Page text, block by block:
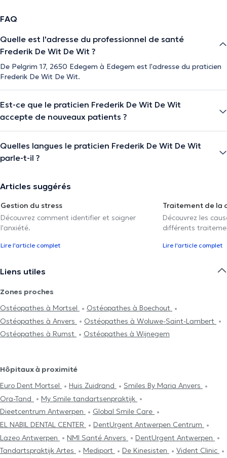
FAQ
Quelle est l'adresse du professionnel de santé
Frederik De Wit De Wit ?
De Pelgrim 17, 2650 Edegem à Edegem est l'adresse du praticien
Frederik De Wit De Wit.
Est-ce que le praticien Frederik De Wit De Wit
accepte de nouveaux patients ?
Quelles langues le praticien Frederik De Wit De Wit
parle-t-il ?
Articles suggérés
Gestion du stress
Découvrez comment identifier et soigner
l'anxiété.
Lire l'article complet
Traitement de la
Découvrez les
différents
Lire l'article complet
Liens utiles
Zones proches
Ostéopathes à Mortsel
Ostéopathes à Boechout
Ostéopathes à Anvers
Ostéopathes à Woluwe-Saint-Lambert
Ostéopathes à Rumst
Ostéopathes à Wijnegem
Hôpitaux à proximité
Euro Dent Mortsel
Huis Zuidrand
Smiles By Maria Anvers
Ora-Tand
My Smile tandartsenpraktijk
Dieetcentrum Antwerpen
Global Smile Care
EL NABIL DENTAL CENTER
DentUrgent Antwerpen Centrum
Lazeo Antwerpen
NMI Santé Anvers
DentUrgent Antwerpen
Tandartspraktijk Artes
Mediport De Kinesisten
Vident Clinic